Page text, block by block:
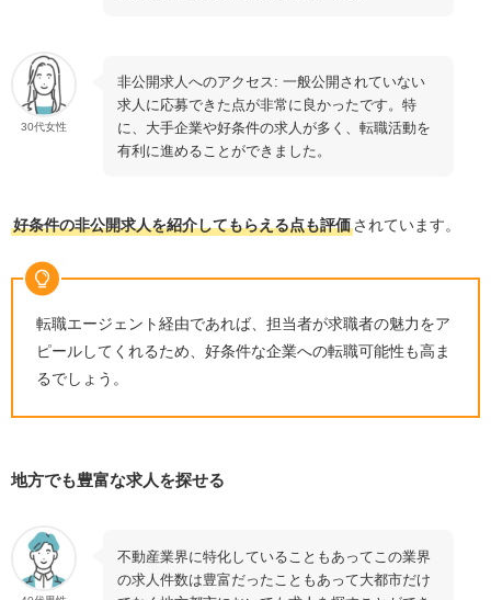
30代女性
非公開求人へのアクセス: 一般公開されていない
求人に応募できた点が非常に良かったです。特
に、大手企業や好条件の求人が多く、転職活動を
有利に進めることができました。
好条件の非公開求人を紹介してもらえる点も評価されています。
転職エージェント経由であれば、担当者が求職者の魅力をア
ピールしてくれるため、好条件な企業への転職可能性も高ま
るでしょう。
地方でも豊富な求人を探せる
不動産業界に特化していることもあってこの業界
の求人件数は豊富だったこともあって大都市だけ